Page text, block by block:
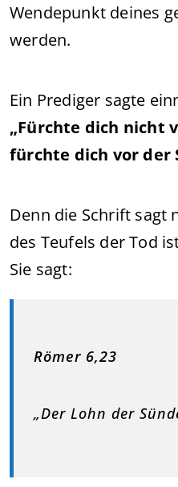
Wendepunkt deines
werden.
Ein Prediger sagte
„Fürchte dich nicht
fürchte dich vor der
Denn die Schrift sagt
des Teufels der Tod
Sie sagt:
Römer 6,23
„Der Lohn der